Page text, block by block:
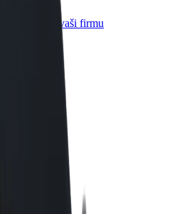
přesně pro vaši firmu
OÜ